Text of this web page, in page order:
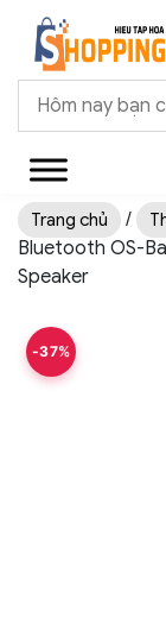
Trang chủ /
Bluetooth OS-
Speaker
-37%